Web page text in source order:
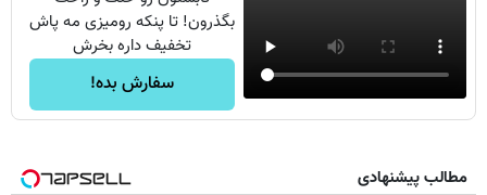
بگذرون! تا پنکه رومیزی مه پاش
تخفیف داره بخرش
سفارش بده!
مطالب پیشنهادی